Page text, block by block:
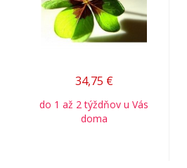
34,75 €
do 1 až 2 týždňov u Vás
doma